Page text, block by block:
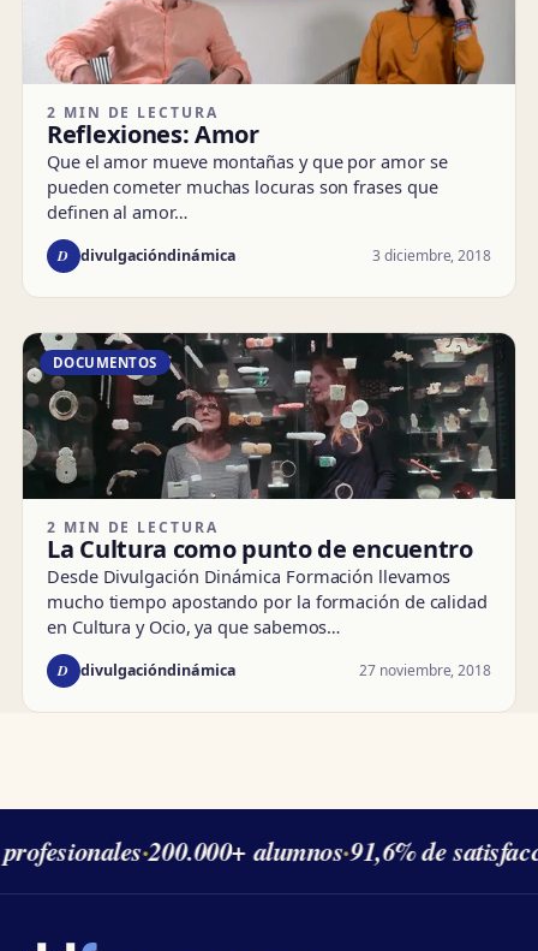
2 MIN DE LECTURA
Reflexiones: Amor
Que el amor mueve montañas y que por amor se
pueden cometer muchas locuras son frases que
definen al amor…
D divulgacióndinámica 3 diciembre, 2018
DOCUMENTOS
2 MIN DE LECTURA
La Cultura como punto de encuentro
Desde Divulgación Dinámica Formación llevamos
mucho tiempo apostando por la formación de calidad
en Cultura y Ocio, ya que sabemos…
D divulgacióndinámica 27 noviembre, 2018
·200.000+ alumnos·91,6% de